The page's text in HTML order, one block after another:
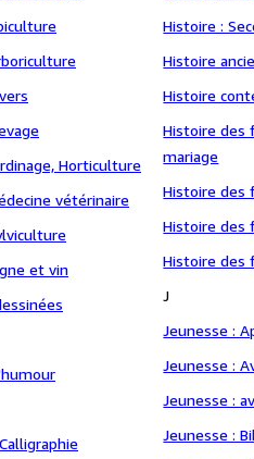
Horticulture
vétérinaire
et vin
Histoire :
Histoire
Histoire
Histoire des
mariage
Histoire des
Histoire des
Histoire des
J
Jeunesse :
Jeunesse :
Jeunesse :
Jeunesse :